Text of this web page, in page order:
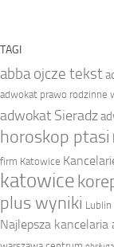
TAGI
abba ojcze tekst
adwokat prawo rodzinne
adwokat Sieradz
horoskop ptasi
firm Katowice
katowice
plus wyniki Lublin
Najlepsza